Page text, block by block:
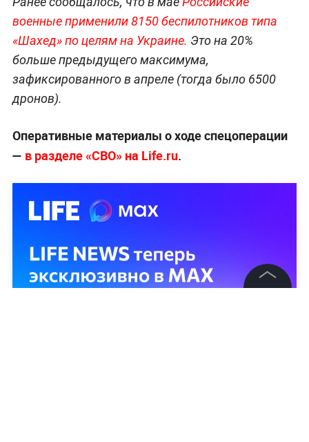
военные применили 8150 беспилотников типа
«Шахед» по целям на Украине. Это на 20%
больше предыдущего максимума,
зафиксированного в апреле (тогда было 6500
дронов).
Оперативные материалы о ходе спецоперации
— в разделе «СВО» на Life.ru.